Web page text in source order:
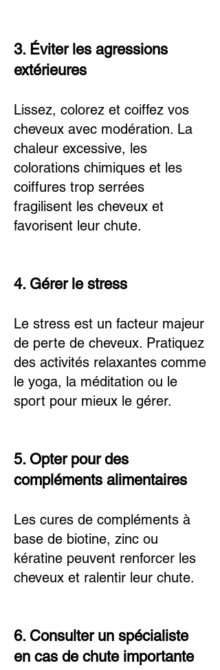
3. Éviter les agressions
extérieures
Lissez, colorez et coiffez vos
cheveux avec modération. La
chaleur excessive, les
colorations chimiques et les
coiffures trop serrées
fragilisent les cheveux et
favorisent leur chute.
4. Gérer le stress
Le stress est un facteur majeur
de perte de cheveux. Pratiquez
des activités relaxantes comme
le yoga, la méditation ou le
sport pour mieux le gérer.
5. Opter pour des
compléments alimentaires
Les cures de compléments à
base de biotine, zinc ou
kératine peuvent renforcer les
cheveux et ralentir leur chute.
6. Consulter un spécialiste
en cas de chute importante